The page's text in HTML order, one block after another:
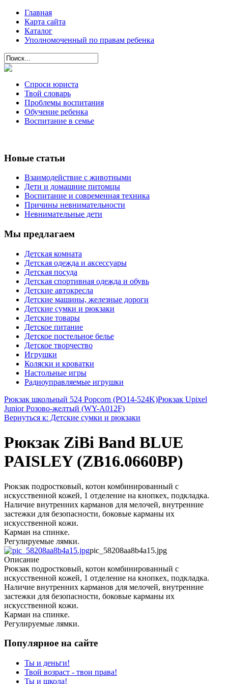
Главная
Карта сайта
Каталог
Уполномоченный по правам ребенка
Спроси юриста
Твой словарь
Проблемы воспитания
Обучение ребенка
Воспитание в семье
Новые статьи
Взаимодействие с животными
Дети и домашние питомцы
Воспитание и современная техника
Причины невнимательности
Невнимательные дети
Мы предлагаем
Детская комната
Детская одежда и аксессуары
Детская посуда
Детская спортивная одежда и обувь
Детские автокресла
Детские машины, железные дороги
Детские сумки и рюкзаки
Детские товары
Детское питание
Детское постельное белье
Детское творчество
Игрушки
Коляски и кроватки
Настольные игры
Радиоуправляемые игрушки
Рюкзак школьный 524 Popcorn (PO14-524K)Рюкзак Upixel
Junior Розово-желтый (WY-A012F)
Вернуться к: Детские сумки и рюкзаки
Рюкзак ZiBi Band BLUE
PAISLEY (ZB16.0660BP)
Рюкзак подростковый, котон комбинированный с
искусственной кожей, 1 отделение на кнопкех, подкладка.
Наличие внутренних карманов для мелочей, внутренние
застежки для безопасности, боковые карманы их
искусственной кожи.
Карман на спинке.
Регулируемые лямки.
pic_58208aa8b4a15.jpg
Описание
Рюкзак подростковый, котон комбинированный с
искусственной кожей, 1 отделение на кнопкех, подкладка.
Наличие внутренних карманов для мелочей, внутренние
застежки для безопасности, боковые карманы их
искусственной кожи.
Карман на спинке.
Регулируемые лямки.
Популярное на сайте
Ты и деньги!
Твой возраст - твои права!
Ты и школа!